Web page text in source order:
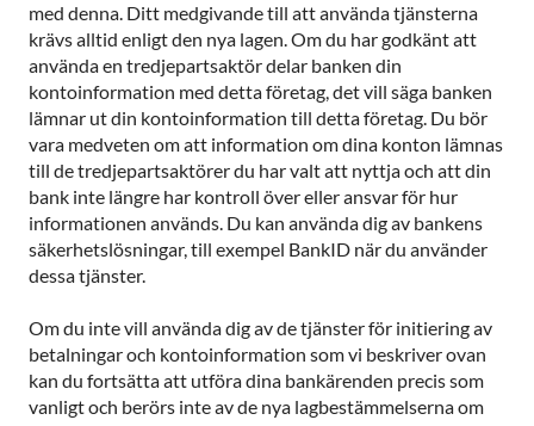
med denna. Ditt medgivande till att använda tjänsterna
krävs alltid enligt den nya lagen. Om du har godkänt att
använda en tredjepartsaktör delar banken din
kontoinformation med detta företag, det vill säga banken
lämnar ut din kontoinformation till detta företag. Du bör
vara medveten om att information om dina konton lämnas
till de tredjepartsaktörer du har valt att nyttja och att din
bank inte längre har kontroll över eller ansvar för hur
informationen används. Du kan använda dig av bankens
säkerhetslösningar, till exempel BankID när du använder
dessa tjänster.
Om du inte vill använda dig av de tjänster för initiering av
betalningar och kontoinformation som vi beskriver ovan
kan du fortsätta att utföra dina bankärenden precis som
vanligt och berörs inte av de nya lagbestämmelserna om